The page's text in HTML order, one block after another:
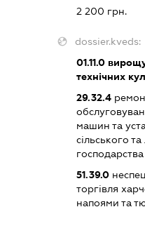
2 200 грн.
dossier.kveds:
01.11.0
технічних
29.32.4
машин та
сільського та
господарства
51.39.0
торгівля
напоями та